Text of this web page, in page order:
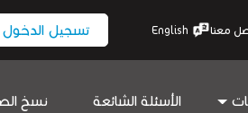
معنا English تسجيل الدخول
الأسئلة الشائعة نسخ